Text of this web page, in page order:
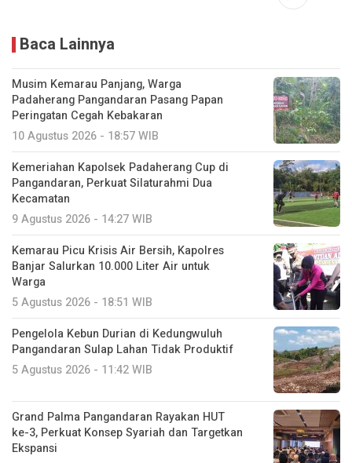
Baca Lainnya
Musim Kemarau Panjang, Warga
Padaherang Pangandaran Pasang Papan
Peringatan Cegah Kebakaran
10 Agustus 2026 - 18:57 WIB
Kemeriahan Kapolsek Padaherang Cup di
Pangandaran, Perkuat Silaturahmi Dua
Kecamatan
9 Agustus 2026 - 14:27 WIB
Kemarau Picu Krisis Air Bersih, Kapolres
Banjar Salurkan 10.000 Liter Air untuk
Warga
5 Agustus 2026 - 18:51 WIB
Pengelola Kebun Durian di Kedungwuluh
Pangandaran Sulap Lahan Tidak Produktif ‎
5 Agustus 2026 - 11:42 WIB
Grand Palma Pangandaran Rayakan HUT
ke-3, Perkuat Konsep Syariah dan Targetkan
Ekspansi